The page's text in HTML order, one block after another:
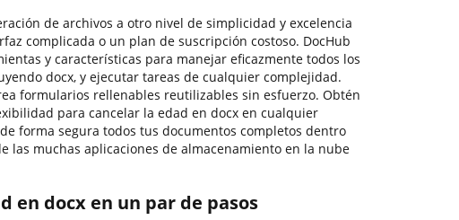
de archivos a otro nivel de simplicidad y excelencia
complicada o un plan de suscripción costoso. DocHub
y características para manejar eficazmente todos los
docx, y ejecutar tareas de cualquier complejidad.
formularios rellenables reutilizables sin esfuerzo. Obtén
para cancelar la edad en docx en cualquier
forma segura todos tus documentos completos dentro
las muchas aplicaciones de almacenamiento en la nube
en docx en un par de pasos